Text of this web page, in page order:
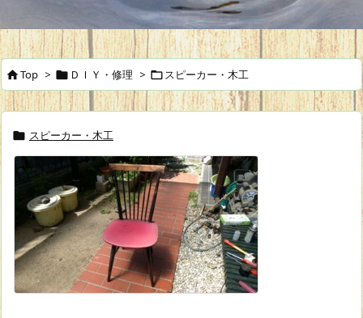

次へ
検索
Top >  ＤＩＹ・修理 > スピーカー・木工
 スピーカー・木工